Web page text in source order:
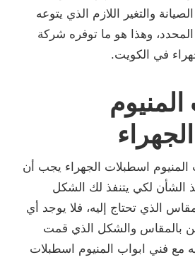
والتغير اللازم الذي يتوعه
وهذا هو ما توفره شركة
في الكويت.
اسطبلات الجهراء يجب أن
لكي يتنفذ لك الشكل
الذي تحتاج إليه، فلا يوجد أي
بالمقاس والشكل الذي قمت
مع فني ابواب المنيوم اسطبلات